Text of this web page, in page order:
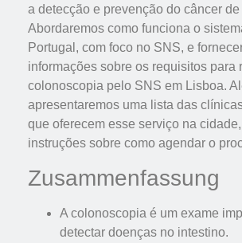
a detecção e prevenção do câncer de
Abordaremos como funciona o
Portugal, com foco no SNS, e
informações sobre os requisitos para
colonoscopia pelo SNS em Lisboa.
apresentaremos uma lista das
que oferecem esse serviço na
instruções sobre como agendar o
Zusammenfassung
A colonoscopia é um exame
detectar doenças no intestino.